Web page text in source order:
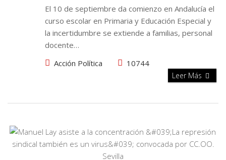
El 10 de septiembre da comienzo en Andalucía el
curso escolar en Primaria y Educación Especial y
la incertidumbre se extiende a familias, personal
docente…
Acción Política
10744
Leer Más